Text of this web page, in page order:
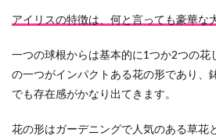
アイリスの特徴は、何と言っても豪華な
一つの球根からは基本的に1つか2つの花
の一つがインパクトある花の形であり、
でも存在感がかなり出てきます。
花の形はガーデニングで人気のある草花